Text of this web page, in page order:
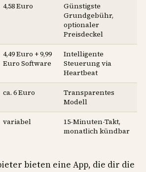
4,58 Euro
Günstigste
Grundgebühr,
optionaler
Preisdeckel
4,49 Euro + 9,99
Euro Software
Intelligente
Steuerung via
Heartbeat
ca. 6 Euro
Transparentes
Modell
variabel
15-Minuten-Takt,
monatlich kündbar
bieten eine App, die dir die